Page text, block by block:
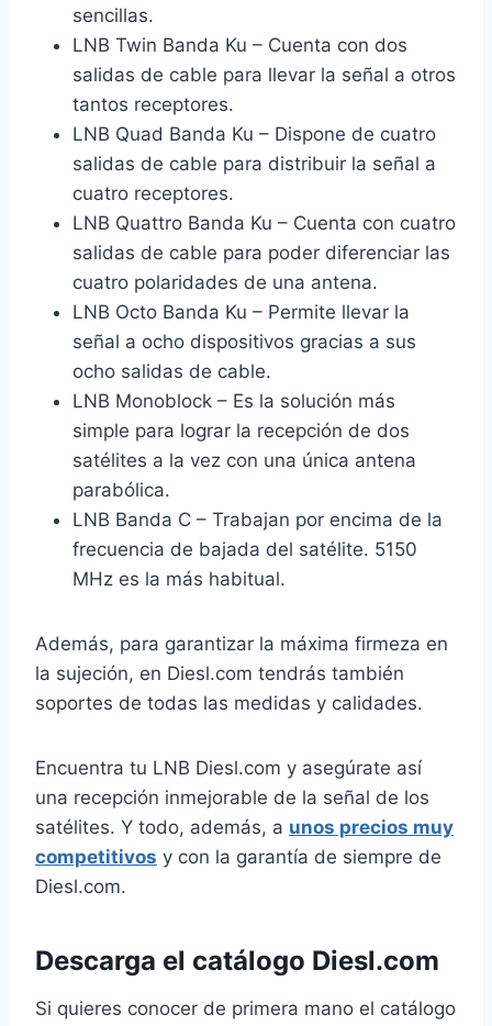
sencillas.
LNB Twin Banda Ku – Cuenta con dos
salidas de cable para llevar la señal a otros
tantos receptores.
LNB Quad Banda Ku – Dispone de cuatro
salidas de cable para distribuir la señal a
cuatro receptores.
LNB Quattro Banda Ku – Cuenta con cuatro
salidas de cable para poder diferenciar las
cuatro polaridades de una antena.
LNB Octo Banda Ku – Permite llevar la
señal a ocho dispositivos gracias a sus
ocho salidas de cable.
LNB Monoblock – Es la solución más
simple para lograr la recepción de dos
satélites a la vez con una única antena
parabólica.
LNB Banda C – Trabajan por encima de la
frecuencia de bajada del satélite. 5150
MHz es la más habitual.
Además, para garantizar la máxima firmeza en
la sujeción, en Diesl.com tendrás también
soportes de todas las medidas y calidades.
Encuentra tu LNB Diesl.com y asegúrate así
una recepción inmejorable de la señal de los
satélites. Y todo, además, a unos precios muy
competitivos y con la garantía de siempre de
Diesl.com.
Descarga el catálogo Diesl.com
Si quieres conocer de primera mano el catálogo